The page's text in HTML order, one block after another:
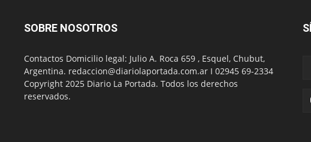
SOBRE NOSOTROS
Contactos Domicilio legal: Julio A. Roca 659 , Esquel, Chubut,
Argentina. redaccion@diariolaportada.com.ar I 02945 69-2334
Copyright 2025 Diario La Portada. Todos los derechos
reservados.